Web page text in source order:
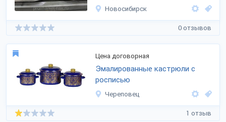
Новосибирск
0 отзывов
Цена договорная
Эмалированные кастрюли с
росписью
Череповец
1 отзыв